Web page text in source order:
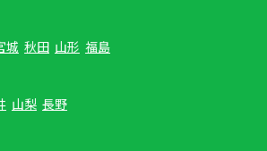
城 秋田 山形 福島
山梨 長野